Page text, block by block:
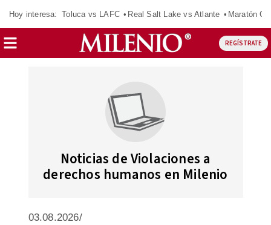
Hoy interesa: Toluca vs LAFC Real Salt Lake vs Atlante Maratón
REGÍSTRATE
Noticias de Violaciones a
derechos humanos en Milenio
03.08.2026/